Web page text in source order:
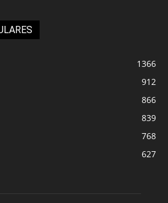
1366
912
866
839
768
627